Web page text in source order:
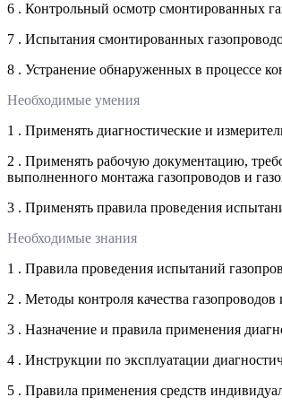
6 . Контрольный осмотр смонтированных
7 . Испытания смонтированных
8 . Устранение обнаруженных в процессе
Необходимые умения
1 . Применять диагностические и
2 . Применять рабочую документацию,
выполненного монтажа газопроводов и
3 . Применять правила проведения
Необходимые знания
1 . Правила проведения испытаний
2 . Методы контроля качества
3 . Назначение и правила применения
4 . Инструкции по эксплуатации
5 . Правила применения средств